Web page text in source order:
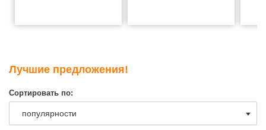
Лучшие предложения!
Сортировать по: